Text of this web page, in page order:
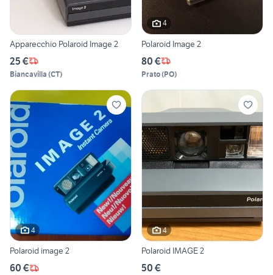
Apparecchio Polaroid Image 2
25 €
Biancavilla (CT)
4
Polaroid Image 2
80 €
Prato(PO)
4
Polaroid image 2
60 €
4
Polaroid IMAGE 2
50 €